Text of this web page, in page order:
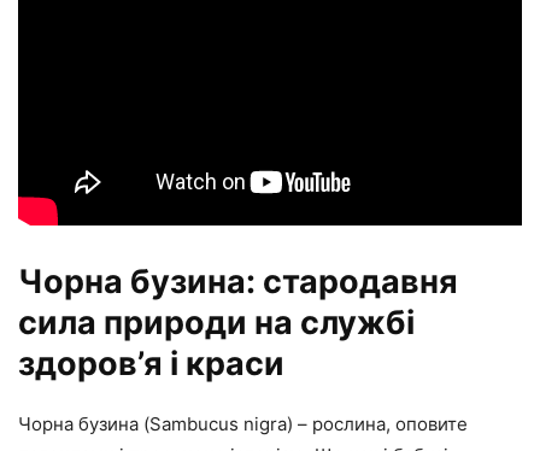
Чорна бузина: стародавня
сила природи на службі
здоров’я і краси
Чорна бузина (Sambucus nigra) – рослина, оповите